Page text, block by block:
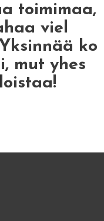
toimimaa,
viel
ko
mut yhes